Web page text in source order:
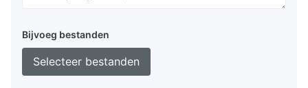
Bijvoeg bestanden
Selecteer bestanden